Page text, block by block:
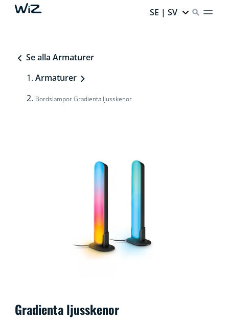
SE | SV
Se alla Armaturer
Armaturer
Bordslampor Gradienta ljusskenor
Gradienta ljusskenor